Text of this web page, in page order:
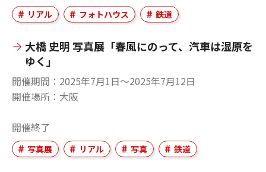
リアル フォトハウス 鉄道
大橋 史明 写真展「春風にのって、汽車は湿原を
ゆく」
開催期間
2025年7月1日〜2025年7月12日
開催場所
大阪
開催終了
写真展 リアル 写真 鉄道